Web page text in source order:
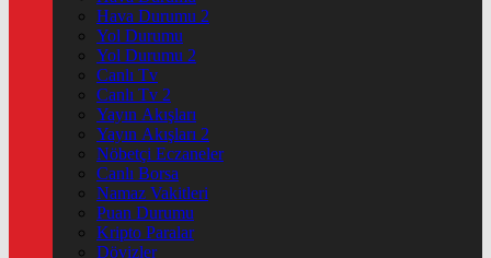
Hava Durumu 2
Yol Durumu
Yol Durumu 2
Canlı Tv
Canlı Tv 2
Yayın Akışları
Yayın Akışları 2
Nöbetçi Eczaneler
Canlı Borsa
Namaz Vakitleri
Puan Durumu
Kripto Paralar
Dövizler